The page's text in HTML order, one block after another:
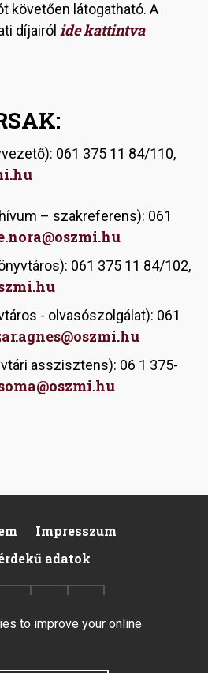
követően látogatható. A
díjairól ide kattintva
061 375 11 84/110,
– szakreferens): 061
061 375 11 84/102,
- olvasószolgálat): 061
asszisztens): 06 1 375-
Impresszum
adatok
to improve your online